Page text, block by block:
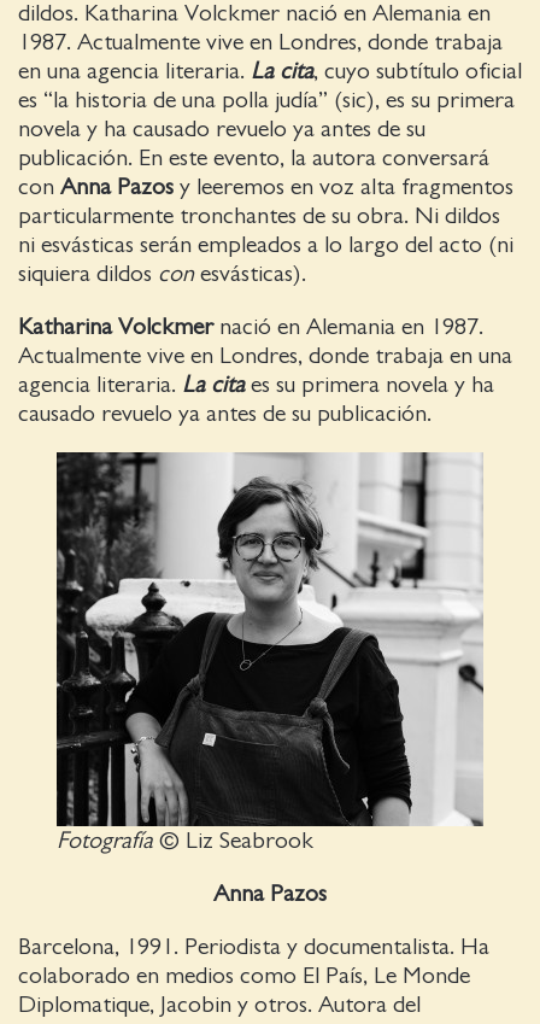
dildos. Katharina Volckmer nació en Alemania en
1987. Actualmente vive en Londres, donde trabaja
en una agencia literaria. La cita, cuyo subtítulo oficial
es “la historia de una polla judía” (sic), es su primera
novela y ha causado revuelo ya antes de su
publicación. En este evento, la autora conversará
con Anna Pazos y leeremos en voz alta fragmentos
particularmente tronchantes de su obra. Ni dildos
ni esvásticas serán empleados a lo largo del acto (ni
siquiera dildos conesvásticas).
Katharina Volckmernació en Alemania en 1987.
Actualmente vive en Londres, donde trabaja en una
agencia literaria. La citaes su primera novela y ha
causado revuelo ya antes de su publicación.
Fotografía © Liz Seabrook
Anna Pazos
Barcelona, 1991. Periodista y documentalista. Ha
colaborado en medios como El País, Le Monde
Diplomatique, Jacobin y otros. Autora del